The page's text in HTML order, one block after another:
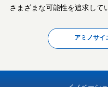
さまざまな可能性を追求して
アミノサイ